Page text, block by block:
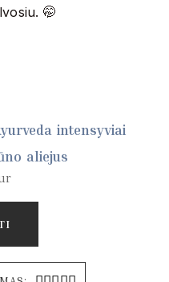
🤭
intensyviai
aliejus